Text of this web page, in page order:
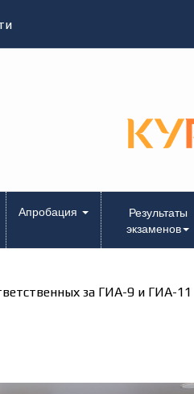
Апробация
Результаты
экзаменов
за ГИА-9 и ГИА-11